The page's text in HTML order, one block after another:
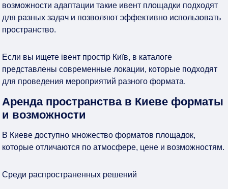
возможности адаптации такие ивент площадки подходят
для разных задач и позволяют эффективно использовать
пространство.
Если вы ищете івент простір Київ, в каталоге
представлены современные локации, которые подходят
для проведения мероприятий разного формата.
Аренда пространства в Киеве форматы
и возможности
В Киеве доступно множество форматов площадок,
которые отличаются по атмосфере, цене и возможностям.
Среди распространенных решений